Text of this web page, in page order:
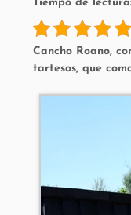
Tiempo de lectura:
Cancho Roano,
tartesos, que